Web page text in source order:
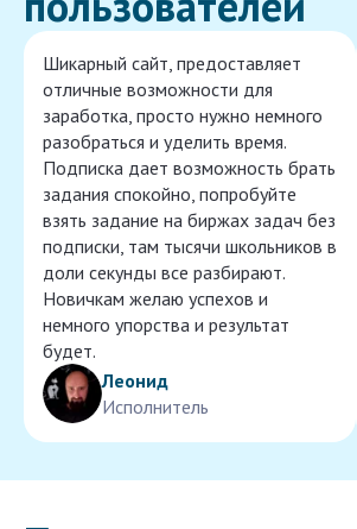
Шикарный сайт, предоставляет
отличные возможности для
заработка, просто нужно немного
разобраться и уделить время.
Подписка дает возможность брать
задания спокойно, попробуйте
взять задание на биржах задач без
подписки, там тысячи школьников в
доли секунды все разбирают.
Новичкам желаю успехов и
немного упорства и результат
будет.
Леонид
Исполнитель